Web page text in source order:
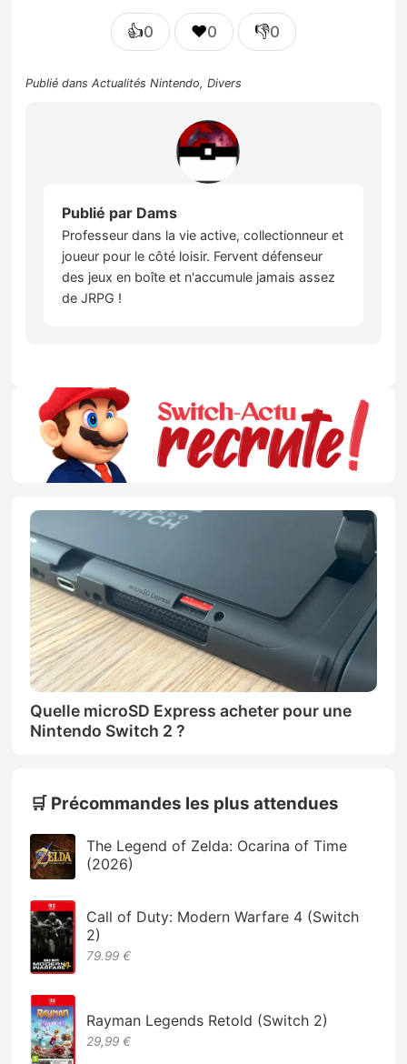
👍0 ❤️0 👎0
Publié dansActualités Nintendo,Divers
Publié par Dams
Professeur dans la vie active, collectionneur et
joueur pour le côté loisir. Fervent défenseur
des jeux en boîte et n'accumule jamais assez
de JRPG !
Quelle microSD Express acheter pour une
Nintendo Switch 2 ?
🛒 Précommandes les plus attendues
The Legend of Zelda: Ocarina of Time
(2026)
Call of Duty: Modern Warfare 4 (Switch
2)
79.99 €
Rayman Legends Retold (Switch 2)
29,99 €